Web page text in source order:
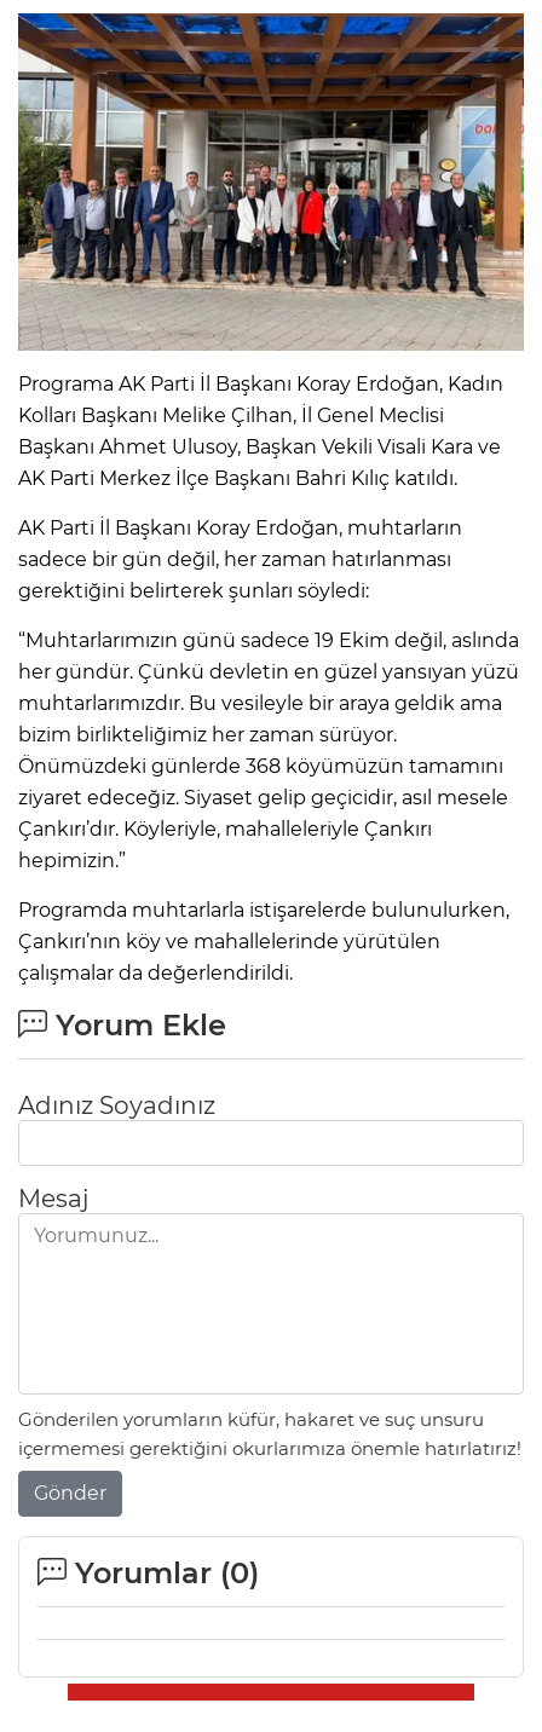
Programa AK Parti İl Başkanı Koray Erdoğan, Kadın
Kolları Başkanı Melike Çilhan, İl Genel Meclisi
Başkanı Ahmet Ulusoy, Başkan Vekili Visali Kara ve
AK Parti Merkez İlçe Başkanı Bahri Kılıç katıldı.
AK Parti İl Başkanı Koray Erdoğan, muhtarların
sadece bir gün değil, her zaman hatırlanması
gerektiğini belirterek şunları söyledi:
“Muhtarlarımızın günü sadece 19 Ekim değil, aslında
her gündür. Çünkü devletin en güzel yansıyan yüzü
muhtarlarımızdır. Bu vesileyle bir araya geldik ama
bizim birlikteliğimiz her zaman sürüyor.
Önümüzdeki günlerde 368 köyümüzün tamamını
ziyaret edeceğiz. Siyaset gelip geçicidir, asıl mesele
Çankırı’dır. Köyleriyle, mahalleleriyle Çankırı
hepimizin.”
Programda muhtarlarla istişarelerde bulunulurken,
Çankırı’nın köy ve mahallelerinde yürütülen
çalışmalar da değerlendirildi.
Yorum Ekle
Adınız Soyadınız
Mesaj
Gönderilen yorumların küfür, hakaret ve suç unsuru
içermemesi gerektiğini okurlarımıza önemle hatırlatırız!
Gönder
Yorumlar (0)